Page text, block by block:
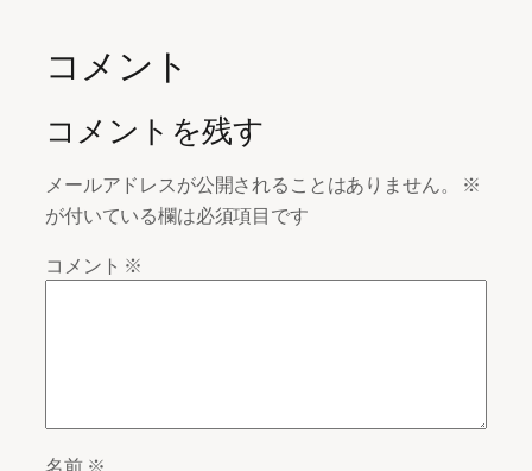
コメント
コメントを残す
メールアドレスが公開されることはありません。
※
が付いている欄は必須項目です
コメント ※
名前 ※